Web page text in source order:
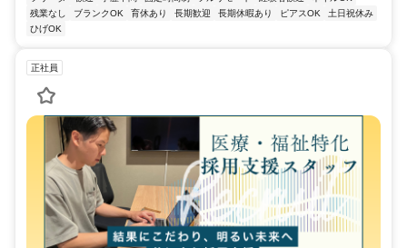
残業なし
ブランクOK 育休あり 長期歓迎 長期休暇あり ピアスOK
土日祝休み
ひげOK
正社員